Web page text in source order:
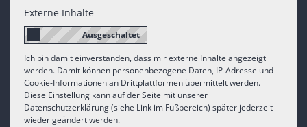
Externe Inhalte
Ich bin damit einverstanden, dass mir externe Inhalte angezeigt
werden. Damit können personenbezogene Daten, IP-Adresse und
Cookie-Informationen an Drittplattformen übermittelt werden.
Diese Einstellung kann auf der Seite mit unserer
Datenschutzerklärung (siehe Link im Fußbereich) später jederzeit
wieder geändert werden.